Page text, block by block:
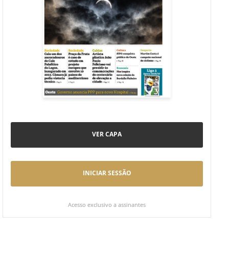
VER CAPA
INICIAR SESSÃO
Acesso exclusivo a assinantes